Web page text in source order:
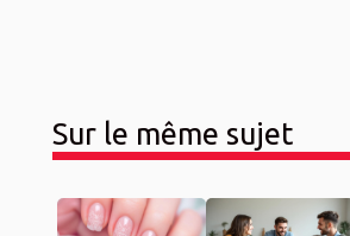
Sur le même sujet